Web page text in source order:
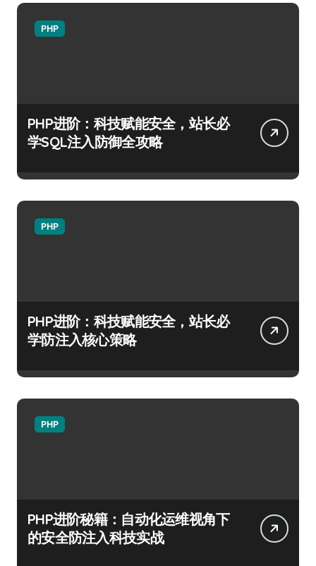
PHP
PHP进阶：科技赋能安全，站长必
学SQL注入防御全攻略
PHP
PHP进阶：科技赋能安全，站长必
学防注入核心策略
PHP
PHP进阶秘籍：自动化运维视角下
的安全防注入科技实战